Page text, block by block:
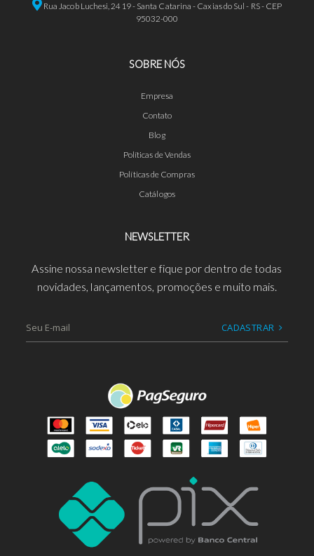
Rua Jacob Luchesi, 2419 - Santa Catarina - Caxias do Sul - RS - CEP
95032-000
SOBRE NÓS
Empresa
Contato
Blog
Políticas de Vendas
Políticas de Compras
Catálogos
NEWSLETTER
Assine nossa newsletter e fique por dentro de todas
novidades, lançamentos, promoções e muito mais.
CADASTRAR